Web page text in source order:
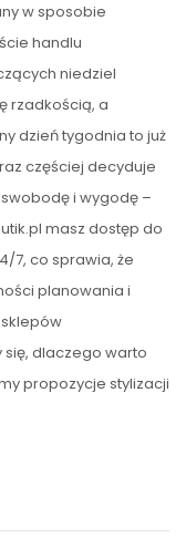
w sposobie
handlu
niedziel
rzadkością, a
dzień tygodnia to już
częściej decyduje
i wygodę –
masz dostęp do
7, co sprawia, że
planowania i
się, dlaczego warto
propozycje stylizacji